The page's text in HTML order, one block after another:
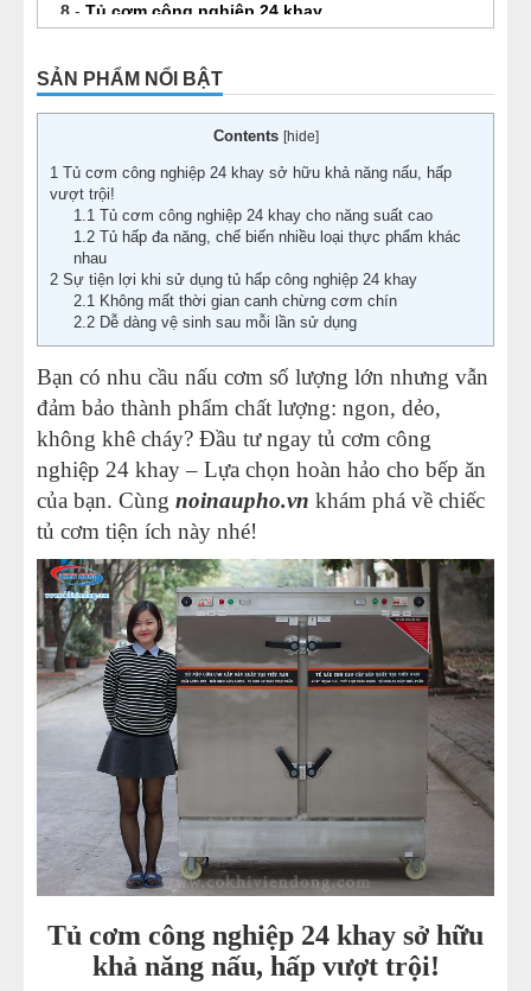
8- Tủ cơm công nghiệp 24 khay
yếu tố nào?
Nồi hấp cơm tấm bằng điện giá bao nhiêu? Mẹo
vặt nấu cơm tấm
SẢN PHẨM NỔI BẬT
Contents [hide]
1 Tủ cơm công nghiệp 24 khay sở hữu khả năng nấu, hấp
vượt trội!
1.1Tủ cơm công nghiệp 24 khay cho năng suất cao
1.2Tủ hấp đa năng, chế biến nhiều loại thực phẩm khác
nhau
2 Sự tiện lợi khi sử dụng tủ hấp công nghiệp 24 khay
2.1Không mất thời gian canh chừng cơm chín
2.2Dễ dàng vệ sinh sau mỗi lần sử dụng
Bạn có nhu cầu nấu cơm số lượng lớn nhưng vẫn
đảm bảo thành phẩm chất lượng: ngon, dẻo,
không khê cháy? Đầu tư ngay tủ cơm công
nghiệp 24 khay – Lựa chọn hoàn hảo cho bếp ăn
của bạn. Cùng noinaupho.vn khám phá về chiếc
tủ cơm tiện ích này nhé!
Tủ cơm công nghiệp 24 khay sở hữu
khả năng nấu, hấp vượt trội!